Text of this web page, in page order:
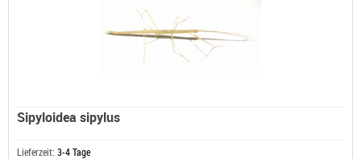
Sipyloidea sipylus
Lieferzeit: 3-4 Tage